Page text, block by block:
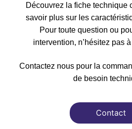
Découvrez la fiche technique
savoir plus sur les
Pour toute question ou
intervention, n’hésitez pas
Contactez nous pour la
de besoin
Contact